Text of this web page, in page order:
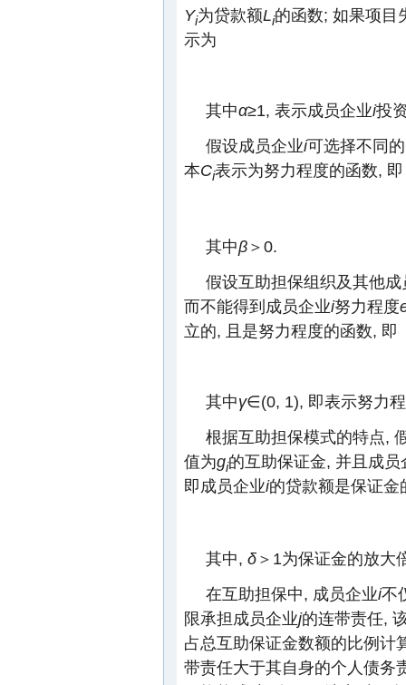
Yi为贷款额Li的函数; 如果项目
示为
其中α≥1, 表示成员企业i投
假设成员企业i可选择不同
本Ci表示为努力程度的函数, 即
其中β＞0.
假设互助担保组织及其他
而不能得到成员企业i努力程度
立的, 且是努力程度的函数, 即
其中γ∈(0, 1), 即表示努力
根据互助担保模式的特点,
值为gi的互助保证金, 并且成员
即成员企业i的贷款额是保证金
其中, δ＞1为保证金的放大
在互助担保中, 成员企业i不
限承担成员企业j的连带责任,
占总互助保证金数额的比例计
带责任大于其自身的个人债务